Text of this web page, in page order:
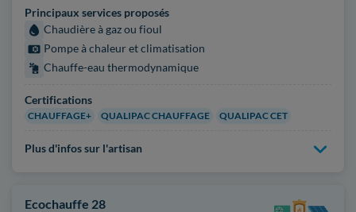
Principaux services proposés
Chaudière à gaz ou fioul
Pompe à chaleur et climatisation
Chauffe-eau thermodynamique
Certifications
CHAUFFAGE+ QUALIPAC CHAUFFAGE QUALIPAC CET
Plus d'infos sur l'artisan
Ecochauffe 28